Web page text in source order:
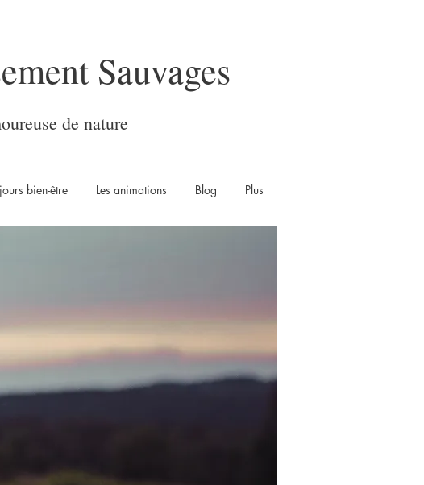
Sauvages
de nature
bien-être Les animations Blog Plus